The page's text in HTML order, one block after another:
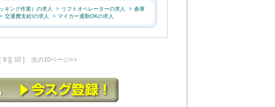
キング作業）の求人 リフトオペレーターの求人
倉庫
交通費支給!の求人 マイカー通勤OKの求人
[ 9 ] [ 10 ] 次の10ページ>>